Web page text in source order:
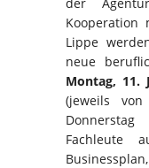
Kooperation
Lippe
neue
Montag, 11.
(jeweils
Fachleute